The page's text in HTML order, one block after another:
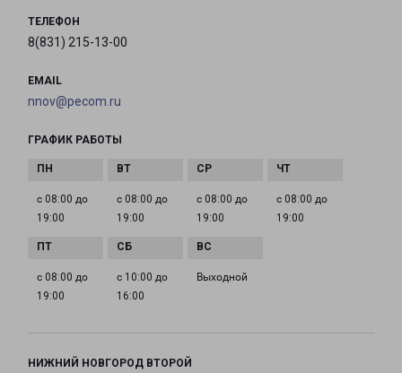
ТЕЛЕФОН
8(831) 215-13-00
EMAIL
nnov@pecom.ru
ГРАФИК РАБОТЫ
с 08:00 до
19:00
с 08:00 до
19:00
с 08:00 до
19:00
с 08:00 до
19:00
с 08:00 до
19:00
с 10:00 до
16:00
Выходной
НИЖНИЙ НОВГОРОД ВТОРОЙ